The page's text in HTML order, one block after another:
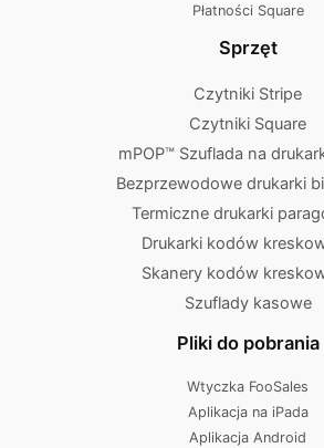
Płatności Square
Sprzęt
Czytniki Stripe
Czytniki Square
mPOP™ Szuflada na
Bezprzewodowe drukarki
Termiczne drukarki
Drukarki kodów
Skanery kodów
Szuflady kasowe
Pliki do pobrania
Wtyczka FooSales
Aplikacja na iPada
Aplikacja Android